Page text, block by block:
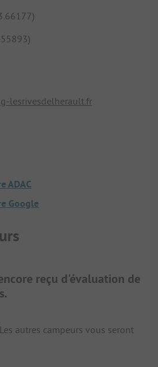
lesrivesdelherault.fr
ADAC
Google
reçu d'évaluation de
autres campeurs vous seront